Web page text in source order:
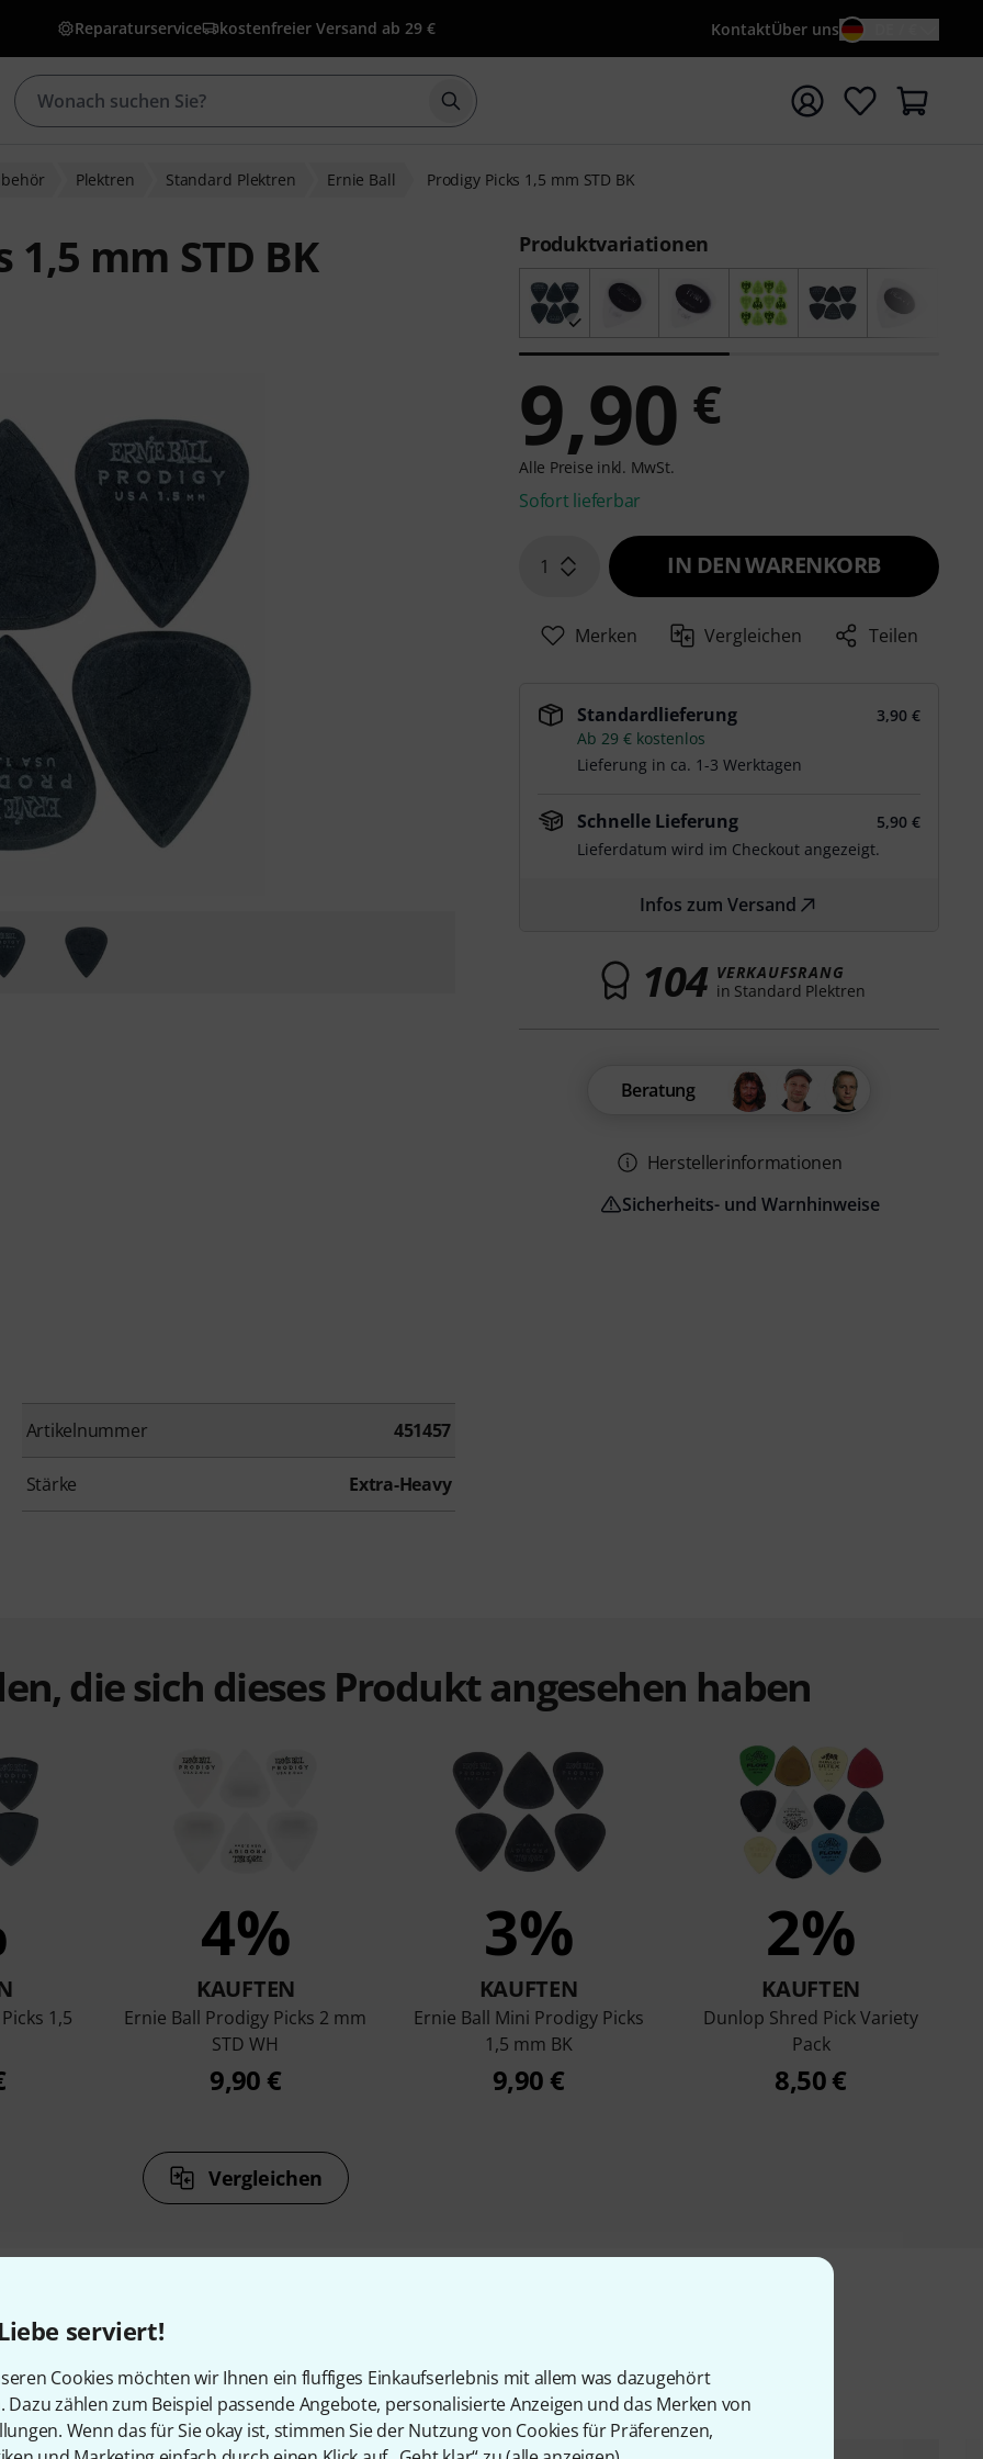
serviert!
Cookies möchten wir Ihnen ein fluffiges Einkaufserlebnis mit allem was dazugehört
Dazu zählen zum Beispiel passende Angebote, personalisierte Anzeigen und das Merken von
Wenn das für Sie okay ist, stimmen Sie der Nutzung von Cookies für Präferenzen,
Reparaturservice kostenfreier Versand ab 29 € KontaktÜber uns
Suche mit Suchwort {searchTerm} starten
Plektren Standard Plektren Ernie Ball Prodigy Picks 1,5 mm STD BK
mm STD BK
Artikelnummer 451457
Stärke Extra-Heavy
Produktvariationen
9,90 €
Alle Preise inkl. MwSt.
Sofort lieferbar
1 IN DEN WARENKORB
Merken Vergleichen Teilen
Standardlieferung
3,90 €
Ab 29 € kostenlos
Lieferung in ca. 1-3 Werktagen
Schnelle Lieferung
5,90 €
Lieferdatum wird im Checkout angezeigt.
Infos zum Versand
104 VERKAUFSRANG
in Standard Plektren
Beratung
Herstellerinformationen
Sicherheits- und Warnhinweise
die sich dieses Produkt angesehen haben
1,5
4%
KAUFTEN
Ernie Ball Prodigy Picks 2 mm
STD WH
9,90 €
3%
KAUFTEN
Ernie Ball Mini Prodigy Picks
1,5 mm BK
9,90 €
2%
KAUFTEN
Dunlop Shred Pick Variety
Pack
8,50 €
Vergleichen
& passende Artikel